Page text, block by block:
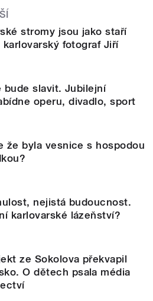
stromy jsou jako staří
fotograf Jiří
bude slavit. Jubilejní
operu, divadlo, sport
že byla vesnice s hospodou
nejistá budoucnost.
karlovarské lázeňství?
ze Sokolova překvapil
O dětech psala média